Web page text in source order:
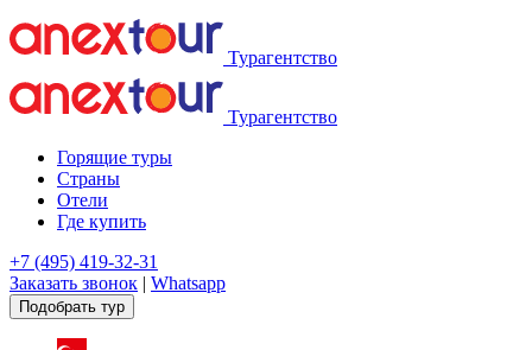
Турагентство
Турагентство
Горящие туры
Страны
Отели
Где купить
+7 (495) 419-32-31
Заказать звонок | Whatsapp
Подобрать тур